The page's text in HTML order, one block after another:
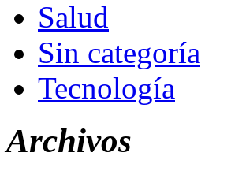
Salud
Sin categoría
Tecnología
Archivos